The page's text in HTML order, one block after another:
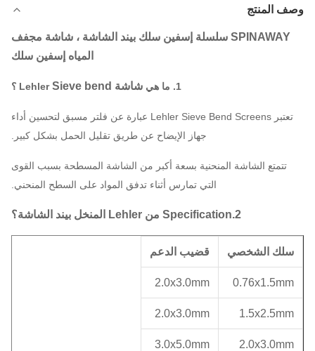
المنتج
SPINAWAY سلسلة إسفين سلك بيند الشاشة ، شاشة مجفف
المياه إسفين سلك
شاشة Lehler Sieve bend ؟
تعتبر Lehler Sieve Bend Screens عبارة عن فلتر مسبق لتحسين أداء
جهاز الإيضاح عن طريق تقليل الحمل بشكل كبير.
تتمتع الشاشة المنحنية بسعة أكبر من الشاشة المسطحة بسبب القوى
التي تمارس أثناء تدفق المواد على السطح المنحني.
الشخصي قضيب الدعم
2.0x3.0mm
2.0x3.0mm
3.0x5.0mm